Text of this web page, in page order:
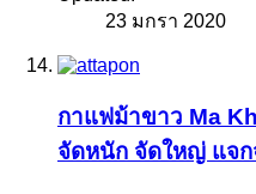
23 มกรา 2020
กาแฟม้าขาว Ma
จัดหนัก จัดใหญ่ แจก